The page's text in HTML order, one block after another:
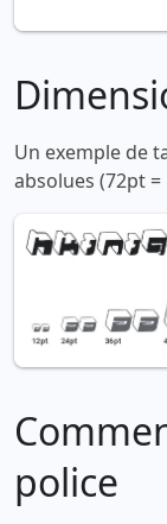
Un exemple de
absolues (72pt =
police